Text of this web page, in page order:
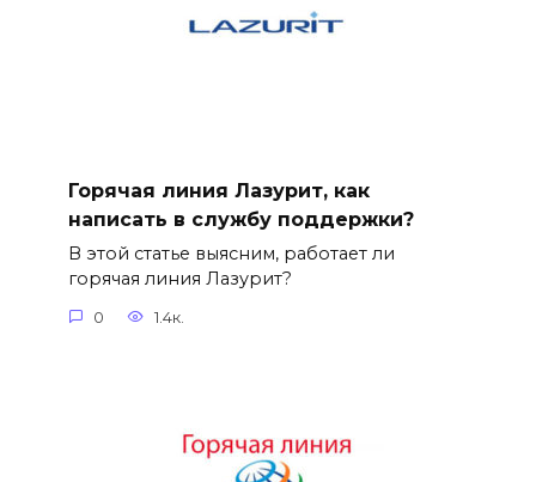
Горячая линия Лазурит, как
написать в службу поддержки?
В этой статье выясним, работает ли
горячая линия Лазурит?
0 1.4к.